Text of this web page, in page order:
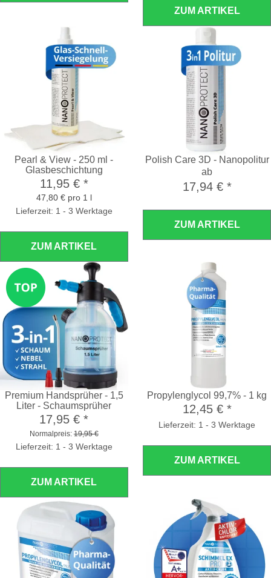
ZUM ARTIKEL
Pearl & View - 250 ml -
Glasbeschichtung
11,95 € *
47,80 € pro 1 l
Lieferzeit: 1 - 3 Werktage
ZUM ARTIKEL
Polish Care 3D - Nanopolitur
ab
17,94 € *
ZUM ARTIKEL
Premium Handsprüher - 1,5
Liter - Schaumsprüher
17,95 €*
Normalpreis:19,95 €
Lieferzeit: 1 - 3 Werktage
ZUM ARTIKEL
Propylenglycol 99,7% - 1 kg
12,45 € *
Lieferzeit: 1 - 3 Werktage
ZUM ARTIKEL